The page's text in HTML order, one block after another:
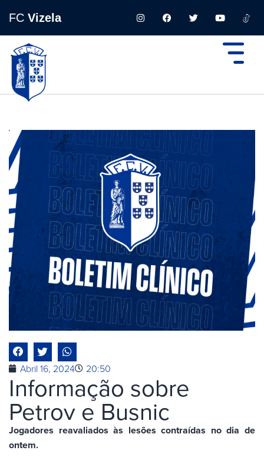
FC Vizela
Abril 16, 2024 20:50
Informação sobre
Petrov e Busnic
Jogadores reavaliados às lesões contraídas no dia de
ontem.